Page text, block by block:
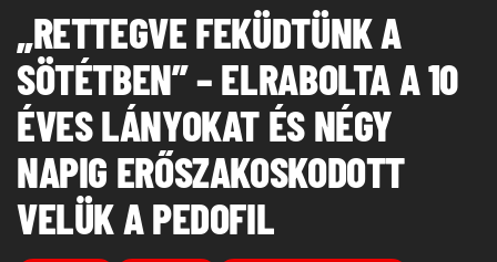
„RETTEGVE FEKÜDTÜNK A
SÖTÉTBEN” – ELRABOLTA A 10
ÉVES LÁNYOKAT ÉS NÉGY
NAPIG ERŐSZAKOSKODOTT
VELÜK A PEDOFIL